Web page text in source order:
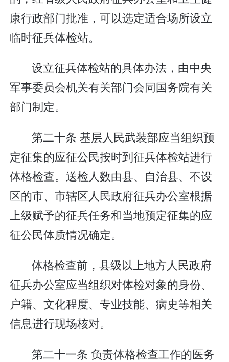
康行政部门批准，可以选定适合场所设立
临时征兵体检站。
设立征兵体检站的具体办法，由中央
军事委员会机关有关部门会同国务院有关
部门制定。
第二十条 基层人民武装部应当组织预
定征集的应征公民按时到征兵体检站进行
体格检查。送检人数由县、自治县、不设
区的市、市辖区人民政府征兵办公室根据
上级赋予的征兵任务和当地预定征集的应
征公民体质情况确定。
体格检查前，县级以上地方人民政府
征兵办公室应当组织对体检对象的身份、
户籍、文化程度、专业技能、病史等相关
信息进行现场核对。
第二十一条 负责体格检查工作的医务